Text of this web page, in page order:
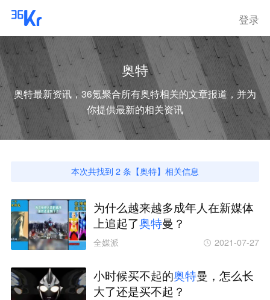
登录
奥特
奥特最新资讯，36氪聚合所有奥特相关的文章报道，并为
你提供最新的相关资讯
本次共找到 2 条【奥特】相关信息
为什么越来越多成年人在新媒体
上追起了奥特曼？
全媒派 2021-07-27
小时候买不起的奥特曼，怎么长
大了还是买不起？